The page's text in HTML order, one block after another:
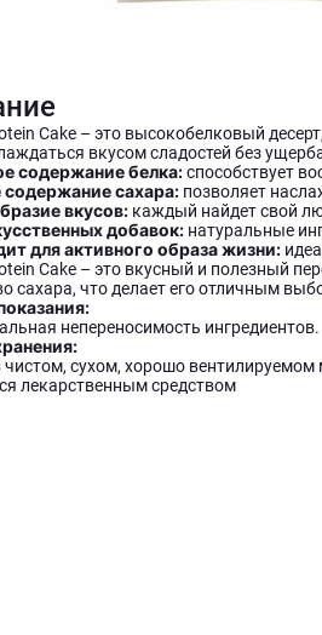
Cake – это высокобелковый
вкусом сладостей без
содержание белка:способствует
содержание сахара: позволяет
вкусов: каждый найдет свой
добавок: натуральные
для активного образа жизни:
Cake – это вкусный и полезный
сахара, что делает его отличным
непереносимость ингредиентов.
сухом, хорошо вентилируемом
лекарственным средством